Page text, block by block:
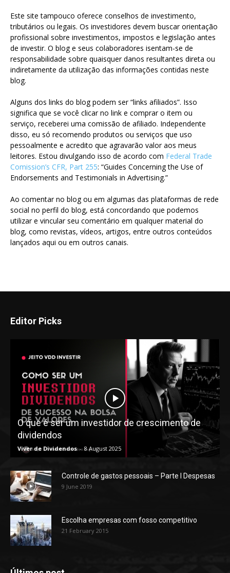
Este site tampouco oferece conselhos de investimento,
tributários ou legais. Os investidores devem buscar orientação
profissional sobre investimentos, impostos e legislação antes
de investir. O blog e seus colaboradores isentam-se de
responsabilidade sobre quaisquer danos resultantes direta ou
indiretamente da utilização das informações contidas neste
blog.
Alguns dos links do blog podem ser “links afiliados”. Isso
significa que se você clicar no link e comprar o item ou
serviço, receberei uma comissão de afiliado. Independente
disso, eu só recomendo produtos ou serviços que uso
pessoalmente e acredito que agravarão valor aos meus
leitores. Estou divulgando isso de acordo com Federal Trade
Comission’s CFR, Part 255: “Guides Concerning the Use of
Endorsements and Testimonials in Advertising.”
Ao comentar no blog ou em algumas das plataformas de rede
social no perfil do blog, está concordando que podemos
utilizar e vincular seu comentário em qualquer material do
blog, como revistas, vídeos, artigos, entre outros conteúdos
lançados aqui ou em outros canais.
Editor Picks
O que é ser um investidor de crescimento de
dividendos
Viver de Dividendos - 8 August 2025
Controle de gastos pessoais – Parte I Despesas
9 June 2019
Escolha empresas com fosso competitivo
21 February 2015